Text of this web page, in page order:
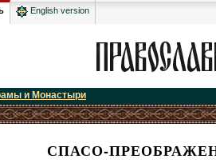
English version
и Монастыри
СПАСО-